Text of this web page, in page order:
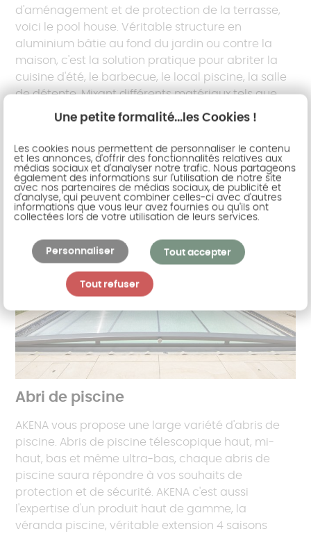
d'aménagement et de protection de la terrasse,
voici le pool house. Véritable structure en
aluminium bâtie au fond du jardin ou contre la
maison, c'est la solution pratique pour abriter la
cuisine d'été, le barbecue, le local piscine, la salle
de détente. Mixant différents matériaux tels que
l'aluminium ou le bois, vous apprécierez son
charme moderne et naturel.
Abri de piscine
AKENA vous propose une large variété d'abris de
piscine. Abris de piscine télescopique haut, mi-
haut, bas et même ultra-bas, chaque abris de
piscine saura répondre à vos souhaits de
protection et de sécurité. AKENA c'est aussi
l'expertise d'un produit haut de gamme, la
véranda piscine, véritable extension 4 saisons
Une petite formalité...les Cookies !
Les cookies nous permettent de personnaliser le contenu
et les annonces, d'offrir des fonctionnalités relatives aux
médias sociaux et d'analyser notre trafic. Nous partageons
également des informations sur l'utilisation de notre site
avec nos partenaires de médias sociaux, de publicité et
d'analyse, qui peuvent combiner celles-ci avec d'autres
informations que vous leur avez fournies ou qu'ils ont
collectées lors de votre utilisation de leurs services.
Tout accepter
Tout refuser
Personnaliser